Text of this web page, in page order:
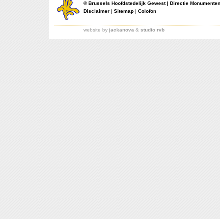
©Brussels Hoofdstedelijk Gewest| Directie
Disclaimer | Sitemap | Colofon
website by jackanova & studio rvb